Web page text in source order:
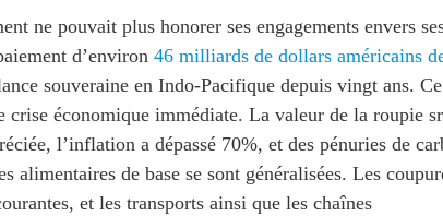
ne pouvait plus honorer ses engagements envers
d’environ 46 milliards de dollars américains
souveraine en Indo-Pacifique depuis vingt ans.
crise économique immédiate. La valeur de la roupie
l’inflation a dépassé 70%, et des pénuries de
alimentaires de base se sont généralisées. Les
et les transports ainsi que les chaînes